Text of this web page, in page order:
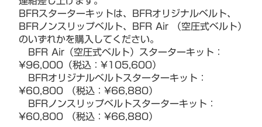
BFRスターターキットは、BFRオリジナルベルト、
BFRノンスリップベルト、BFR Air （空圧式ベルト）
のいずれかを購入してください。
BFR Air（空圧式ベルト）スターターキット：
¥96,000（税込：¥105,600）
BFRオリジナルベルトスターターキット：
¥60,800 （税込：¥66,880）
BFRノンスリップベルトスターターキット：
¥60,800 （税込：¥66,880）